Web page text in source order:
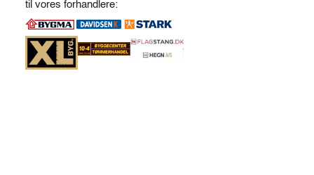
e
r
n
t
til vores forhandlere: